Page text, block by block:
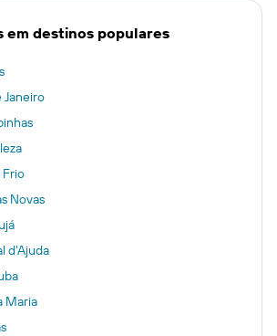
em destinos populares
Janeiro
Frio
Novas
d'Ajuda
Maria